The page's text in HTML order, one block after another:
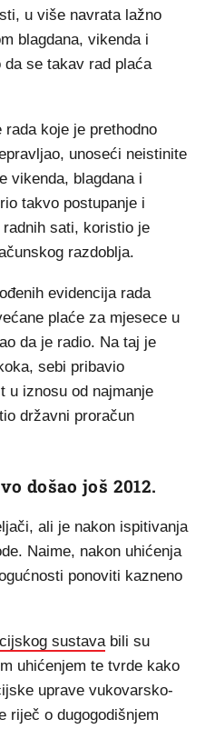
u više navrata lažno
blagdana, vikenda i
da se takav rad plaća
koje je prethodno
unoseći neistinite
vikenda, blagdana i
takvo postupanje i
sati, koristio je
razdoblja.
evidencija rada
plaće za mjesece u
da je radio. Na taj je
sebi pribavio
u iznosu od najmanje
državni proračun
došao još 2012.
ali je nakon ispitivanja
Naime, nakon uhićenja
ponoviti kazneno
sustavabili su
uhićenjem te tvrde kako
uprave vukovarsko-
riječ o dugogodišnjem